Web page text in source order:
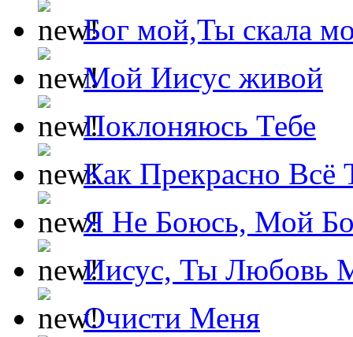
Бог мой,Ты скала
Мой Иисус живой
Поклоняюсь Тебе
Как Прекрасно Всё
Я Не Боюсь, Мой
Иисус, Ты Любовь
Очисти Меня